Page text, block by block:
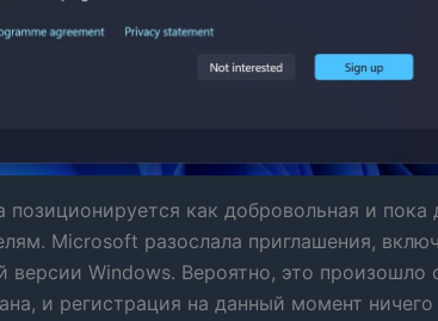
позиционируется как добровольная и пока
Microsoft разослала приглашения,
версии Windows. Вероятно, это
и регистрация на данный момент